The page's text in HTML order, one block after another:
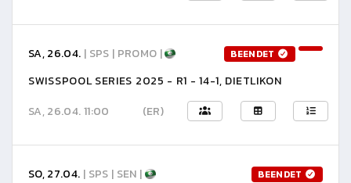
SA, 26.04. | SPS | PROMO | BEENDET
SWISSPOOL SERIES 2025 - R1 - 14-1, DIETLIKON
SA, 26.04. 11:00
(ER)
SO, 27.04. | SPS | SEN | BEENDET